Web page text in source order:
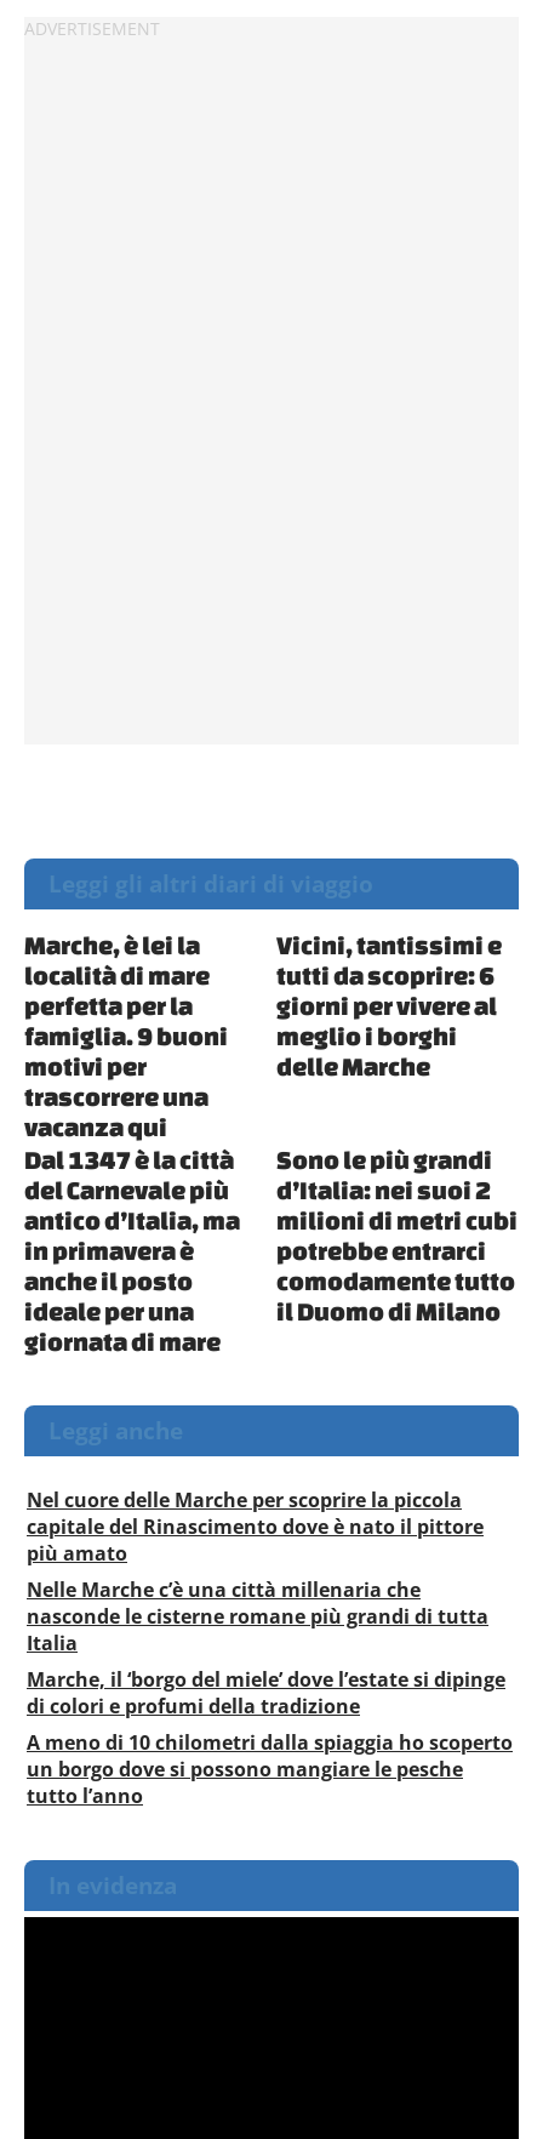
Leggi gli altri diari di viaggio
Marche, è lei la
località di mare
perfetta per la
famiglia. 9 buoni
motivi per
trascorrere una
vacanza qui
Vicini, tantissimi e
tutti da scoprire: 6
giorni per vivere al
meglio i borghi
delle Marche
Dal 1347 è la città
del Carnevale più
antico d’Italia, ma
in primavera è
anche il posto
ideale per una
giornata di mare
Sono le più grandi
d’Italia: nei suoi 2
milioni di metri cubi
potrebbe entrarci
comodamente tutto
il Duomo di Milano
Leggi anche
Nel cuore delle Marche per scoprire la piccola
capitale del Rinascimento dove è nato il pittore
più amato
Nelle Marche c’è una città millenaria che
nasconde le cisterne romane più grandi di tutta
Italia
Marche, il ‘borgo del miele’ dove l’estate si dipinge
di colori e profumi della tradizione
A meno di 10 chilometri dalla spiaggia ho scoperto
un borgo dove si possono mangiare le pesche
tutto l’anno
In evidenza